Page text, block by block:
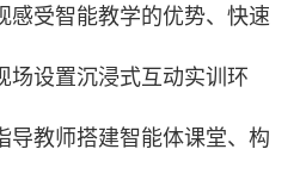
感受智能教学的优势、快速
场设置沉浸式互动实训环
导教师搭建智能体课堂、构